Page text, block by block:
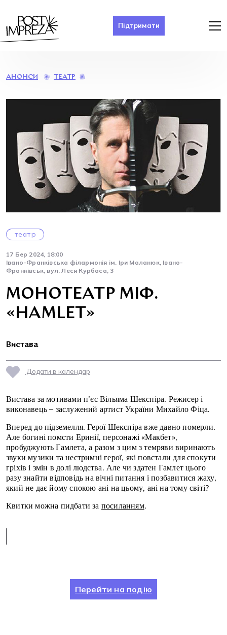
Підтримати
АНОНСИ ТЕАТР
театр
17 Бер 2024, 18:00
Івано-Франківська філармонія ім. Іри Маланюк, Івано-
Франківськ, вул. Леся Курбаса, 3
МОНОТЕАТР МІФ.
«HAMLET»
Вистава
Додати в календар
Вистава за мотивами п’єс Вільяма Шекспіра. Режисер і
виконавець – заслужений артист України Михайло Фіца.
Вперед до підземелля. Герої Шекспіра вже давно померли.
Але богині помсти Еринії, персонажі «Макбет»,
пробуджують Гамлета, а разом з цим з темряви виринають
звуки музики та нестримні герої, які повстали для спокути
гріхів і змін в долі людства. Але чи здатен Гамлет цього
разу знайти відповідь на вічні питання і позбавитися жаху,
який не дає йому спокою ані на цьому, ані на тому світі?
Квитки можна пидбати за посиланням.
Перейти на подію